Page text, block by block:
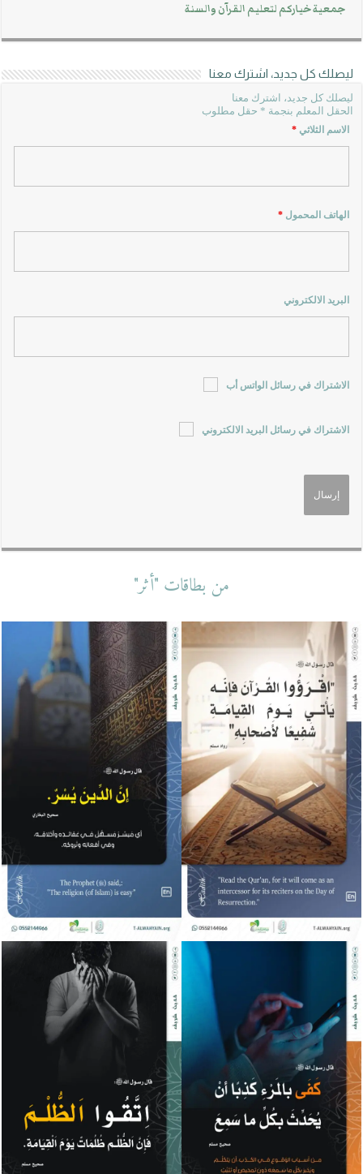
جمعية خياركم لتعليم القرآن والسنة
ليصلك كل جديد، اشترك معنا
ليصلك كل جديد، اشترك معنا
الحقل المعلم بنجمة * حقل مطلوب
الاسم الثلاثي*
الهاتف المحمول*
البريد الالكتروني
الاشتراك في رسائل الواتس أب
الاشتراك في رسائل البريد الالكتروني
من بطاقات "أثر"